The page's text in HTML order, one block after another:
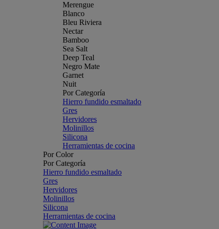
Merengue
Blanco
Bleu Riviera
Nectar
Bamboo
Sea Salt
Deep Teal
Negro Mate
Garnet
Nuit
Por Categoría
Hierro fundido esmaltado
Gres
Hervidores
Molinillos
Silicona
Herramientas de cocina
Por Color
Por Categoría
Hierro fundido esmaltado
Gres
Hervidores
Molinillos
Silicona
Herramientas de cocina